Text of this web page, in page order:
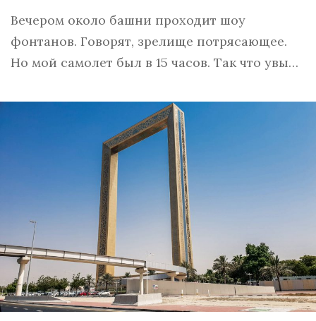
Вечером около башни проходит шоу
фонтанов. Говорят, зрелище потрясающее.
Но мой самолет был в 15 часов. Так что увы…